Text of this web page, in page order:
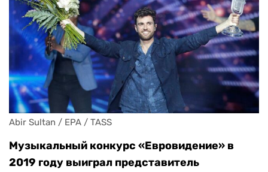
Abir Sultan / EPA / TASS
Музыкальный конкурс «Евровидение» в
2019 году выиграл представитель